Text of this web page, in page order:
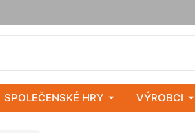
SPOLEČENSKÉ HRY VÝROBCI